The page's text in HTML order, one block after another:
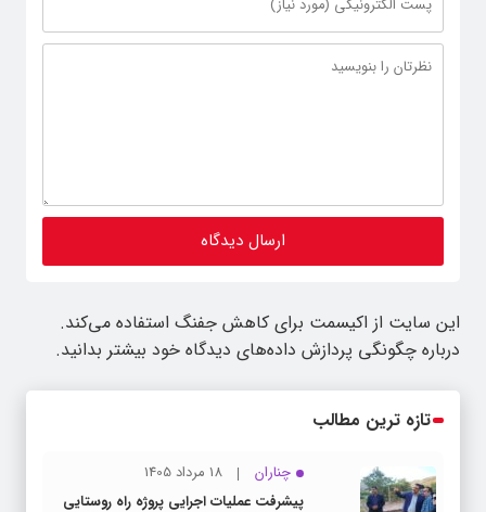
این سایت از اکیسمت برای کاهش جفنگ استفاده می‌کند.
درباره چگونگی پردازش داده‌های دیدگاه خود بیشتر بدانید.
تازه ترین مطالب
چناران
18 مرداد 1405
پیشرفت عملیات اجرایی پروژه راه روستایی